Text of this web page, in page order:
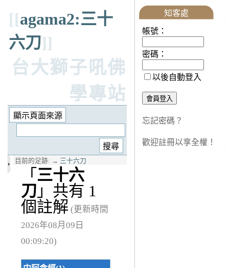
[[agama2:三十
六刀]]
台大獅子吼佛
學專站
目前的足跡: → 三十六刀
「 三十六
刀 」共有 1
個註解 (更新時間
2026年08月09日
00:09:20)
知客處
帳號：
密碼：
以後自動登入
忘記密碼？
歡迎註冊以享全權！